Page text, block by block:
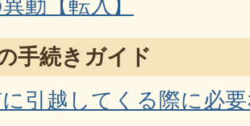
手続きガイド
引越してくる際に必